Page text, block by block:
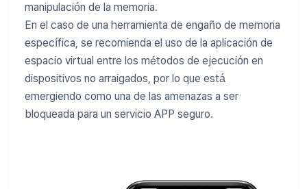
manipulación de la memoria.
En el caso de una herramienta de engaño de memoria
específica, se recomienda el uso de la aplicación de
espacio virtual entre los métodos de ejecución en
dispositivos no arraigados, por lo que está
emergiendo como una de las amenazas a ser
bloqueada para un servicio APP seguro.